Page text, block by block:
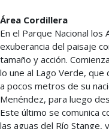
Área Cordillera
En el Parque Nacional los
exuberancia del paisaje
tamaño y acción.
lo une al Lago Verde,
a pocos metros de su
Menéndez, para luego
Este último se comunica
las aguas del Río Stange,